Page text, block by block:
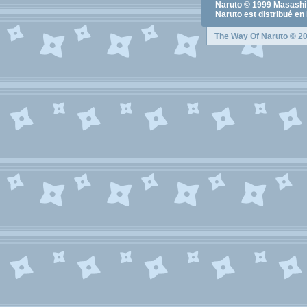
Naruto © 1999
Naruto est distribué en
The Way Of Naruto ©